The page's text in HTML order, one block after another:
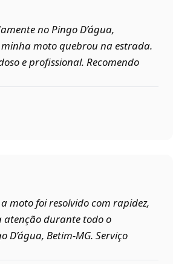
no Pingo D’água,
minha moto quebrou na estrada.
e profissional. Recomendo
moto foi resolvido com rapidez,
atenção durante todo o
D’água, Betim‑MG. Serviço